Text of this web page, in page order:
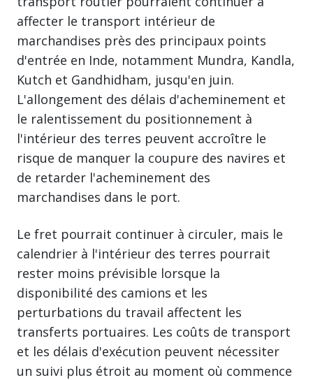
affecter le transport intérieur de
marchandises près des principaux points
d'entrée en Inde, notamment Mundra, Kandla,
Kutch et Gandhidham, jusqu'en juin.
L'allongement des délais d'acheminement et
le ralentissement du positionnement à
l'intérieur des terres peuvent accroître le
risque de manquer la coupure des navires et
de retarder l'acheminement des
marchandises dans le port.
Le fret pourrait continuer à circuler, mais le
calendrier à l'intérieur des terres pourrait
rester moins prévisible lorsque la
disponibilité des camions et les
perturbations du travail affectent les
transferts portuaires. Les coûts de transport
et les délais d'exécution peuvent nécessiter
un suivi plus étroit au moment où commence